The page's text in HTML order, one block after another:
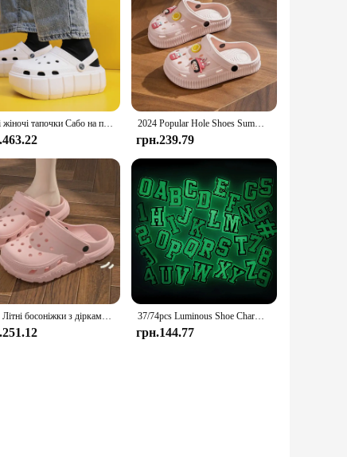
Літні жіночі тапочки Сабо на платформі Взуття для саду на відкритому повітрі Жіночі сандалі для басейну В'єтнамки для ванної кімнати Мюли Жіночі пляжні гірки 2024 Popular Hole Shoes Summer High Heel Thick Sole Anti Slip Couple Beach Drifting Shoes for Men and Women
грн.239.79
2024 Літні босоніжки з дірками Домашні повсякденні жіночі тапочки на м’якій підошві Відкриті чоловічі пляжні садові гірки Взуття 37/74pcs Luminous Shoe Charms for Crocs Jibbitz Bubble Slides Sandals, PVC Shoe Decorations Accessories for Christmas Birthday G
грн.144.77